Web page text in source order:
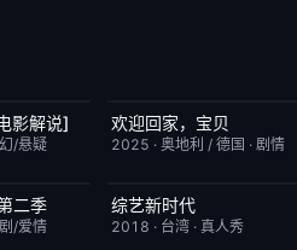
7.2
影解说]
/悬疑
今日更新
欢迎回家，宝贝
2025 · 奥地利 / 德国 · 剧情
10.0
二季
/爱情
本周更新
综艺新时代
2018 · 台湾· 真人秀